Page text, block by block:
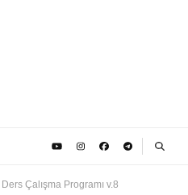
Ders Çalışma Programı v.8